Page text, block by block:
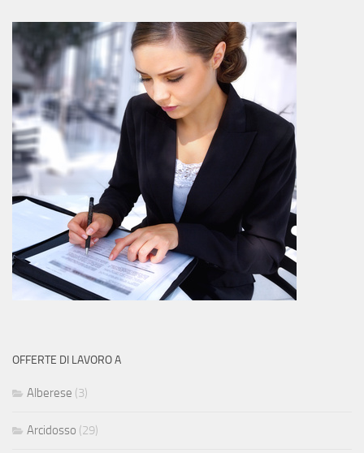
OFFERTE DI LAVORO A
Alberese (3)
Arcidosso (29)